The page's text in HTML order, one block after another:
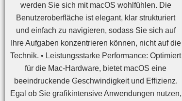
werden Sie sich mit macOS wohlfühlen. Die
Benutzeroberfläche ist elegant, klar strukturiert
und einfach zu navigieren, sodass Sie sich auf
Ihre Aufgaben konzentrieren können, nicht auf die
Technik. • Leistungsstarke Performance: Optimiert
für die Mac-Hardware, bietet macOS eine
beeindruckende Geschwindigkeit und Effizienz.
Egal ob Sie grafikintensive Anwendungen nutzen,